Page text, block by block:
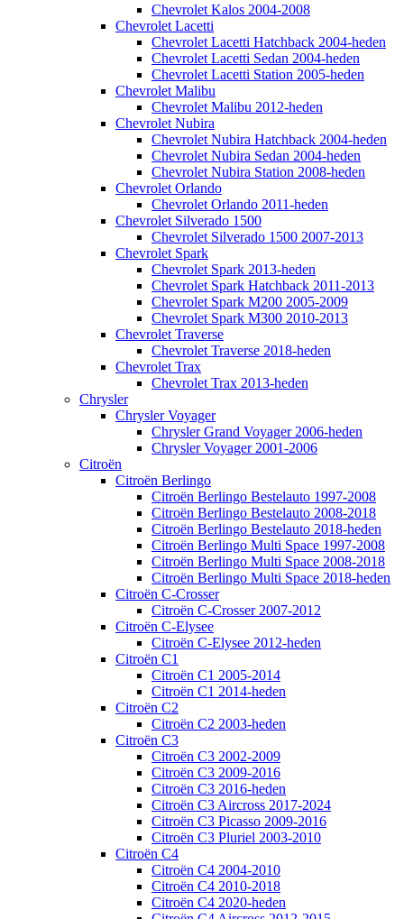
Chevrolet Kalos 2004-2008
Chevrolet Lacetti
Chevrolet Lacetti Hatchback 2004-heden
Chevrolet Lacetti Sedan 2004-heden
Chevrolet Lacetti Station 2005-heden
Chevrolet Malibu
Chevrolet Malibu 2012-heden
Chevrolet Nubira
Chevrolet Nubira Hatchback 2004-heden
Chevrolet Nubira Sedan 2004-heden
Chevrolet Nubira Station 2008-heden
Chevrolet Orlando
Chevrolet Orlando 2011-heden
Chevrolet Silverado 1500
Chevrolet Silverado 1500 2007-2013
Chevrolet Spark
Chevrolet Spark 2013-heden
Chevrolet Spark Hatchback 2011-2013
Chevrolet Spark M200 2005-2009
Chevrolet Spark M300 2010-2013
Chevrolet Traverse
Chevrolet Traverse 2018-heden
Chevrolet Trax
Chevrolet Trax 2013-heden
Chrysler
Chrysler Voyager
Chrysler Grand Voyager 2006-heden
Chrysler Voyager 2001-2006
Citroën
Citroën Berlingo
Citroën Berlingo Bestelauto 1997-2008
Citroën Berlingo Bestelauto 2008-2018
Citroën Berlingo Bestelauto 2018-heden
Citroën Berlingo Multi Space 1997-2008
Citroën Berlingo Multi Space 2008-2018
Citroën Berlingo Multi Space 2018-heden
Citroën C-Crosser
Citroën C-Crosser 2007-2012
Citroën C-Elysee
Citroën C-Elysee 2012-heden
Citroën C1
Citroën C1 2005-2014
Citroën C1 2014-heden
Citroën C2
Citroën C2 2003-heden
Citroën C3
Citroën C3 2002-2009
Citroën C3 2009-2016
Citroën C3 2016-heden
Citroën C3 Aircross 2017-2024
Citroën C3 Picasso 2009-2016
Citroën C3 Pluriel 2003-2010
Citroën C4
Citroën C4 2004-2010
Citroën C4 2010-2018
Citroën C4 2020-heden